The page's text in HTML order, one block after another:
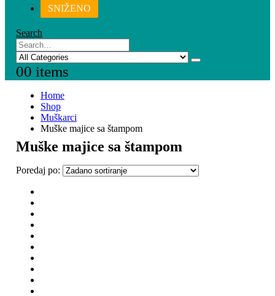
SNIŽENO
Search
00 items
Home
Shop
Muškarci
Muške majice sa štampom
Muške majice sa štampom
Poredaj po: